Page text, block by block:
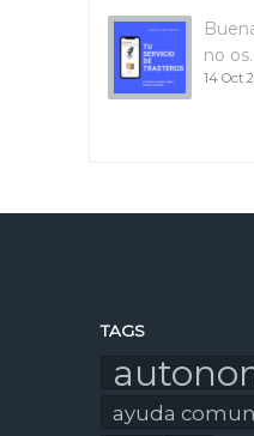
no
14 Oct
TAGS
ayuda